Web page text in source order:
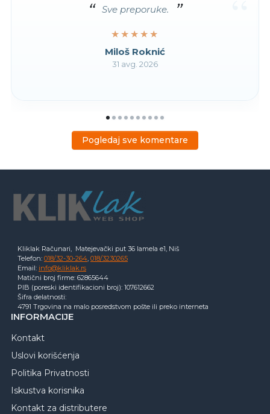
Sve preporuke.
★★★★★
★★★★★
Miloš Roknić
31 avg. 2026
Pogledaj sve komentare
Kliklak Računari, Matejevački put 36 lamela e1, Niš
Telefon: 018/32-30-264, 018/3230265
Email: info@kliklak.rs
Matični broj firme: 62865644
PIB (poreski identifikacioni broj): 107612662
Šifra delatnosti:
4791 Trgovina na malo posredstvom pošte ili preko interneta
INFORMACIJE
Kontakt
Uslovi korišćenja
Politika Privatnosti
Iskustva korisnika
Kontakt za distributere